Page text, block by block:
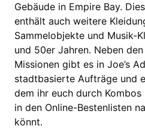
Gebäude in Empire Bay.
enthält auch weitere
Sammelobjekte und Musik-
und 50er Jahren. Neben
Missionen gibt es in Joe’s
stadtbasierte Aufträge und
dem ihr euch durch
in den Online-Bestenlisten
könnt.